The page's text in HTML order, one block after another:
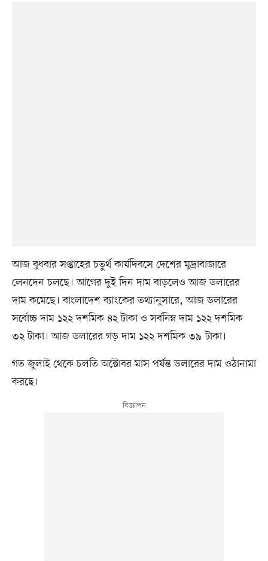
আজ বুধবার সপ্তাহের চতুর্থ কার্যদিবসে দেশের মুদ্রাবাজারে
লেনদেন চলছে। আগের দুই দিন দাম বাড়লেও আজ ডলারের
দাম কমেছে। বাংলাদেশ ব্যাংকের তথ্যানুসারে, আজ ডলারের
সর্বোচ্চ দাম ১২২ দশমিক ৪২ টাকা ও সর্বনিম্ন দাম ১২২ দশমিক
৩২ টাকা। আজ ডলারের গড় দাম ১২২ দশমিক ৩৯ টাকা।
গত জুলাই থেকে চলতি অক্টোবর মাস পর্যন্ত ডলারের দাম ওঠানামা
করছে।